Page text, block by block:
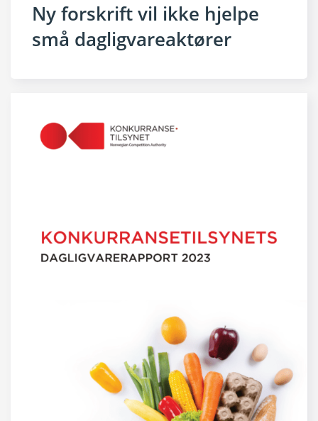
Ny forskrift vil ikke hjelpe
små dagligvareaktører